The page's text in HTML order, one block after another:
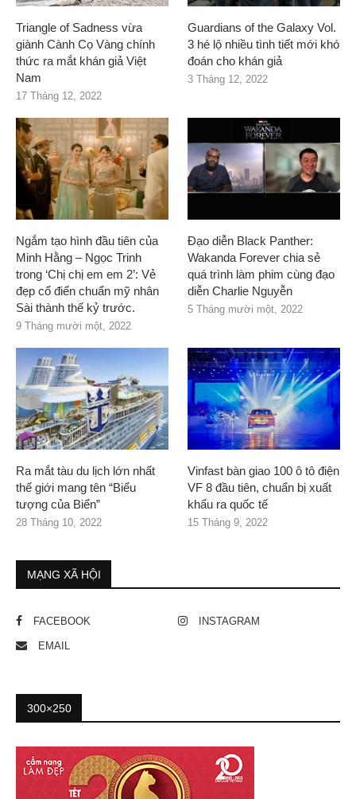
Triangle of Sadness vừa
giành Cành Cọ Vàng chính
thức ra mắt khán giả Việt
Nam
17 Tháng 12, 2022
Guardians of the Galaxy Vol.
3 hé lộ nhiều tình tiết mới khó
đoán cho khán giả
3 Tháng 12, 2022
Ngắm tạo hình đầu tiên của
Minh Hằng – Ngọc Trinh
trong ‘Chị chị em em 2’: Vẻ
đẹp cổ điển chuẩn mỹ nhân
Sài thành thế kỷ trước.
9 Tháng mười một, 2022
Đạo diễn Black Panther:
Wakanda Forever chia sẻ
quá trình làm phim cùng đạo
diễn Charlie Nguyễn
5 Tháng mười một, 2022
Ra mắt tàu du lịch lớn nhất
thế giới mang tên “Biểu
tượng của Biển”
28 Tháng 10, 2022
Vinfast bàn giao 100 ô tô điện
VF 8 đầu tiên, chuẩn bị xuất
khẩu ra quốc tế
15 Tháng 9, 2022
MẠNG XÃ HỘI
FACEBOOK INSTAGRAM
EMAIL
300×250